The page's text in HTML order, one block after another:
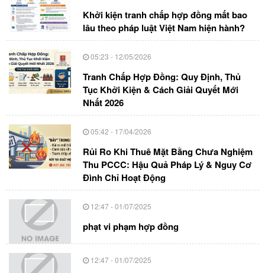
Khởi kiện tranh chấp hợp đồng mất bao
lâu theo pháp luật Việt Nam hiện hành?
05:23 - 12/05/2026
Tranh Chấp Hợp Đồng: Quy Định, Thủ
Tục Khởi Kiện & Cách Giải Quyết Mới
Nhất 2026
05:42 - 17/04/2026
Rủi Ro Khi Thuê Mặt Bằng Chưa Nghiệm
Thu PCCC: Hậu Quả Pháp Lý & Nguy Cơ
Đình Chỉ Hoạt Động
12:47 - 01/07/2025
phạt vi phạm hợp đồng
12:47 - 01/07/2025